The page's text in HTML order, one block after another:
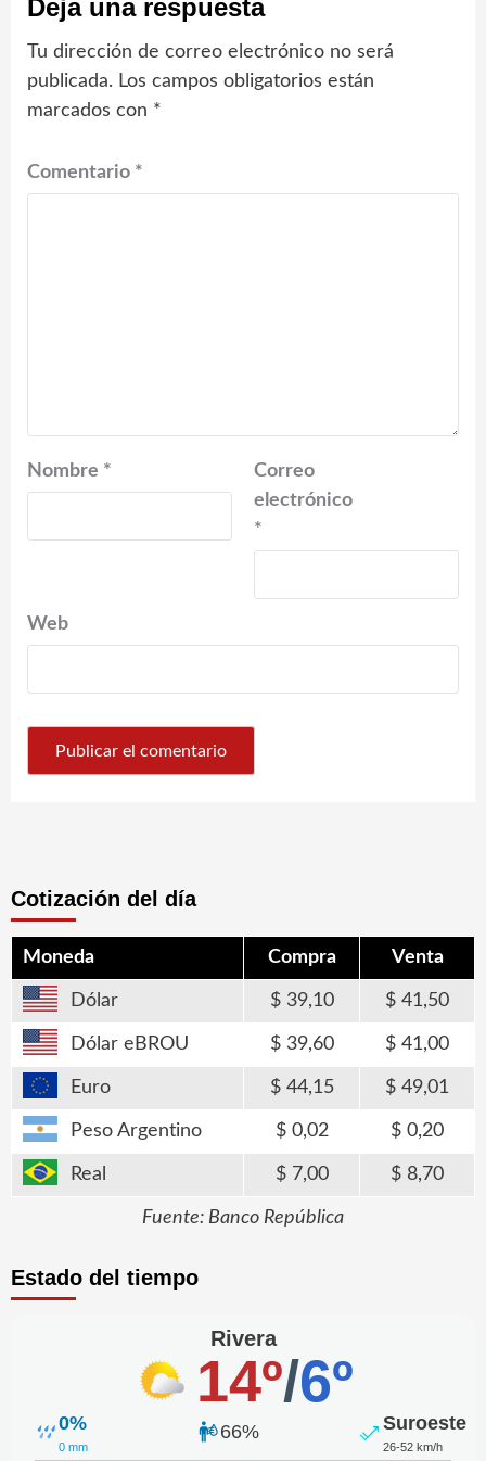
Deja una respuesta
Tu dirección de correo electrónico no será
publicada. Los campos obligatorios están
marcados con *
Comentario *
Nombre *
Correo
electrónico
*
Web
Cotización del día
Moneda Compra Venta
Dólar 39,10 41,50
Dólar eBROU 39,60 41,00
Euro 44,15 49,01
Peso Argentino 0,02 0,20
Real 7,00 8,70
Fuente: Banco República
Estado del tiempo
Rivera
14º/6º
0%
0 mm
66% Suroeste
26-52 km/h